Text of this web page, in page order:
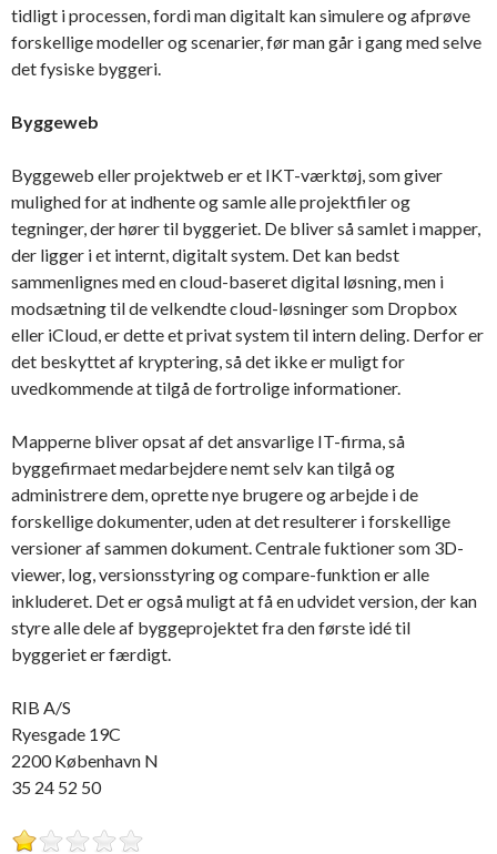
tidligt i processen, fordi man digitalt kan simulere og afprøve
forskellige modeller og scenarier, før man går i gang med selve
det fysiske byggeri.
Byggeweb
Byggeweb eller projektweb er et IKT-værktøj, som giver
mulighed for at indhente og samle alle projektfiler og
tegninger, der hører til byggeriet. De bliver så samlet i mapper,
der ligger i et internt, digitalt system. Det kan bedst
sammenlignes med en cloud-baseret digital løsning, men i
modsætning til de velkendte cloud-løsninger som Dropbox
eller iCloud, er dette et privat system til intern deling. Derfor er
det beskyttet af kryptering, så det ikke er muligt for
uvedkommende at tilgå de fortrolige informationer.
Mapperne bliver opsat af det ansvarlige IT-firma, så
byggefirmaet medarbejdere nemt selv kan tilgå og
administrere dem, oprette nye brugere og arbejde i de
forskellige dokumenter, uden at det resulterer i forskellige
versioner af sammen dokument. Centrale fuktioner som 3D-
viewer, log, versionsstyring og compare-funktion er alle
inkluderet. Det er også muligt at få en udvidet version, der kan
styre alle dele af byggeprojektet fra den første idé til
byggeriet er færdigt.
RIB A/S
Ryesgade 19C
2200 København N
35 24 52 50